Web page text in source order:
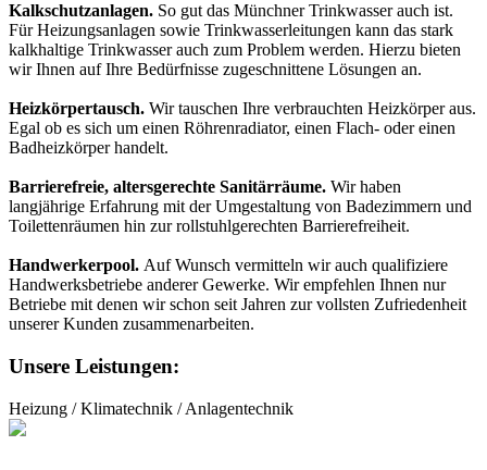
Kalkschutzanlagen. So gut das Münchner Trinkwasser auch ist.
Für Heizungsanlagen sowie Trinkwasserleitungen kann das stark
kalkhaltige Trinkwasser auch zum Problem werden. Hierzu bieten
wir Ihnen auf Ihre Bedürfnisse zugeschnittene Lösungen an.
Heizkörpertausch. Wir tauschen Ihre verbrauchten Heizkörper aus.
Egal ob es sich um einen Röhrenradiator, einen Flach- oder einen
Badheizkörper handelt.
Barrierefreie, altersgerechte Sanitärräume. Wir haben
langjährige Erfahrung mit der Umgestaltung von Badezimmern und
Toilettenräumen hin zur rollstuhlgerechten Barrierefreiheit.
Handwerkerpool. Auf Wunsch vermitteln wir auch qualifiziere
Handwerksbetriebe anderer Gewerke. Wir empfehlen Ihnen nur
Betriebe mit denen wir schon seit Jahren zur vollsten Zufriedenheit
unserer Kunden zusammenarbeiten.
Unsere Leistungen:
Heizung / Klimatechnik / Anlagentechnik